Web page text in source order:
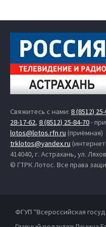
Свяжитесь с нами: 8 (8512)
28-17-62, 8 (8512) 25-84-70-
lotos@lotos.rfn.ru (приёмная)
trklotos@yandex.ru
414040, г. Астрахань, ул.
© ГТРК Лотос. Все права
ФГУП "Всероссийская